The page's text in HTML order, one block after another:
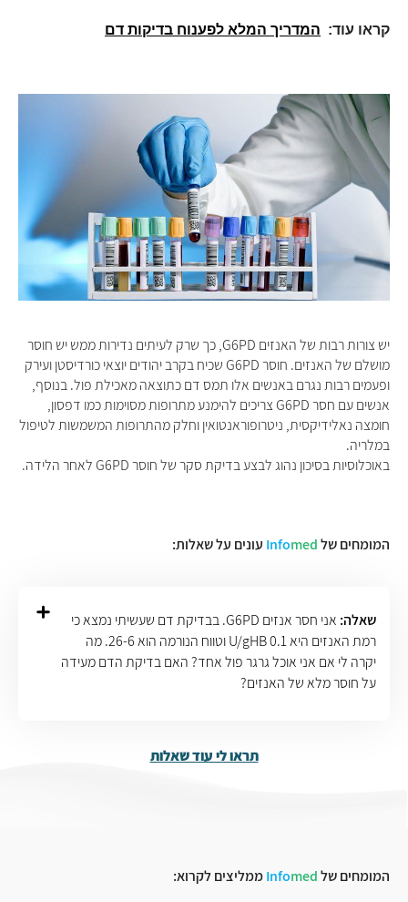
קראו עוד: המדריך המלא לפענוח בדיקות דם
יש צורות רבות של האנזים G6PD, כך שרק לעיתים נדירות ממש יש חוסר
מושלם של האנזים. חוסר G6PD שכיח בקרב יהודים יוצאי כורדיסטן ועירק
ופעמים רבות נגרם באנשים אלו תמס דם כתוצאה מאכילת פול. בנוסף,
אנשים עם חסר G6PD צריכים להימנע מתרופות מסוימות כמו דפסון,
חומצה נאלידיקסית, ניטרופוראנטואין וחלק מהתרופות המשמשות לטיפול
במלריה.
באוכלוסיות בסיכון נהוג לבצע בדיקת סקר של חוסר G6PD לאחר הלידה.
המומחים של Infomed עונים על שאלות:
שאלה:
אני חסר אנזים G6PD. בבדיקת דם שעשיתי נמצא כי
רמת האנזים היא 0.1 U/gHB וטווח הנורמה הוא 26-6. מה
יקרה לי אם אני אוכל גרגר פול אחד? האם בדיקת הדם מעידה
על חוסר מלא של האנזים?
תראו לי עוד שאלות
המומחים של Infomed ממליצים לקרוא: